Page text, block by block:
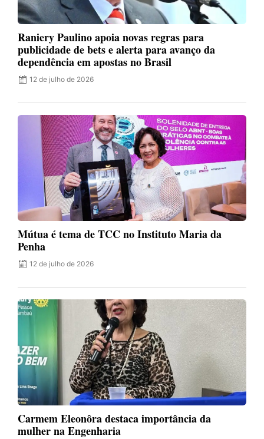
Raniery Paulino apoia novas regras para
publicidade de bets e alerta para avanço da
dependência em apostas no Brasil
12 de julho de 2026
Mútua é tema de TCC no Instituto Maria da
Penha
12 de julho de 2026
Carmem Eleonôra destaca importância da
mulher na Engenharia